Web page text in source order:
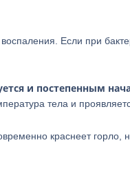
Если при
и постепенным
тела и
краснеет горло,